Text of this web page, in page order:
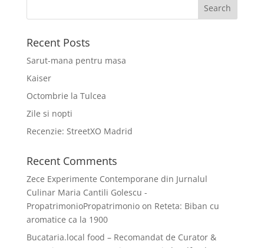
Recent Posts
Sarut-mana pentru masa
Kaiser
Octombrie la Tulcea
Zile si nopti
Recenzie: StreetXO Madrid
Recent Comments
Zece Experimente Contemporane din Jurnalul
Culinar Maria Cantili Golescu -
PropatrimonioPropatrimonioon Reteta: Biban cu
aromatice ca la 1900
Bucataria.local food – Recomandat de Curator &